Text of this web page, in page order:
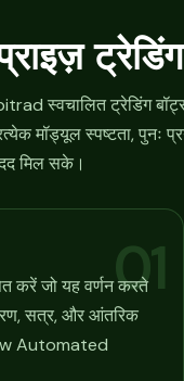
स्वचालित ट्रेडिंग
मॉड्यूल स्पष्टता, पुनः
मिल सके।
01
करें जो यह वर्णन करते
सत्र, और आंतरिक
Automated